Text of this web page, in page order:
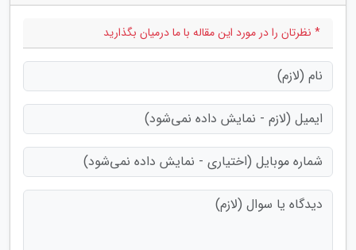
* نظرتان را در مورد این مقاله با ما درمیان بگذارید